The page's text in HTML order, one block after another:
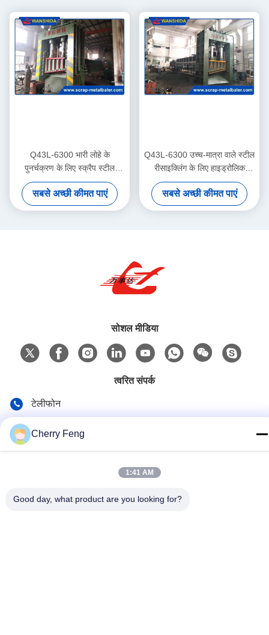
Q43L-6300 भारी लोहे के
पुनर्चक्रण के लिए स्क्रैप स्टील
गिलोटिन कतरनी
सबसे अच्छी कीमत पाएं
Q43L-6300 उच्च-मात्रा वाले स्टील
रीसाइक्लिंग के लिए हाइड्रोलिक
स्क्रैप गैन्ट्री शीयर
सबसे अच्छी कीमत पाएं
सोशल मीडिया
त्वरित संपर्क
टेलीफोन
Cherry Feng
1:41 AM
Good day, what product are you looking for?